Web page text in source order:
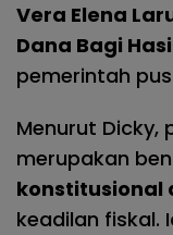
Vera Elena
Dana Bagi
pemerintah
Menurut Dicky,
merupakan
konstitusional
keadilan fiskal.